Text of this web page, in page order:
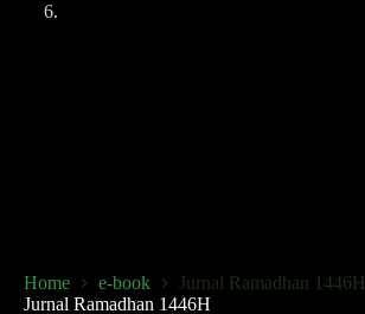
Home e-book
Jurnal Ramadhan 1446H
Jurnal Ramadhan 1446H